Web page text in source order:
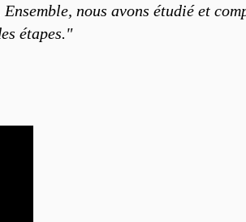
nous avons étudié et
étapes."